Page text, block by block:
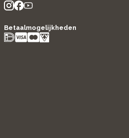
instagram
facebook
Betaalmogelijkheden